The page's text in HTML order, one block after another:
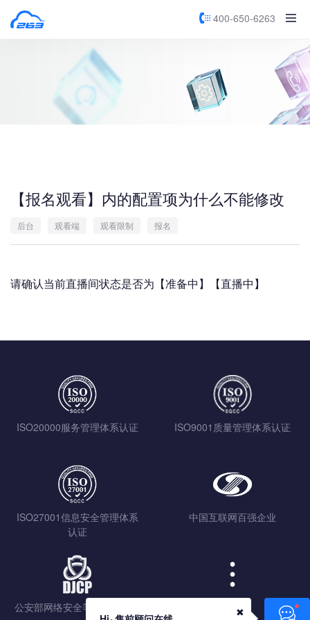
400-650-6263
【报名观看】内的配置项为什么不能修改
后台 观看端 观看限制 报名
请确认当前直播间状态是否为【准备中】【直播中】
ISO20000服务管理体系认证 ISO9001质量管理体系认证
ISO27001信息安全管理体系
认证
中国互联网百强企业
公安部网络安全等级保护认证
查看更多
✖